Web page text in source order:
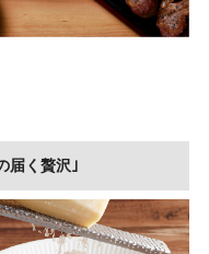
届く贅沢｣